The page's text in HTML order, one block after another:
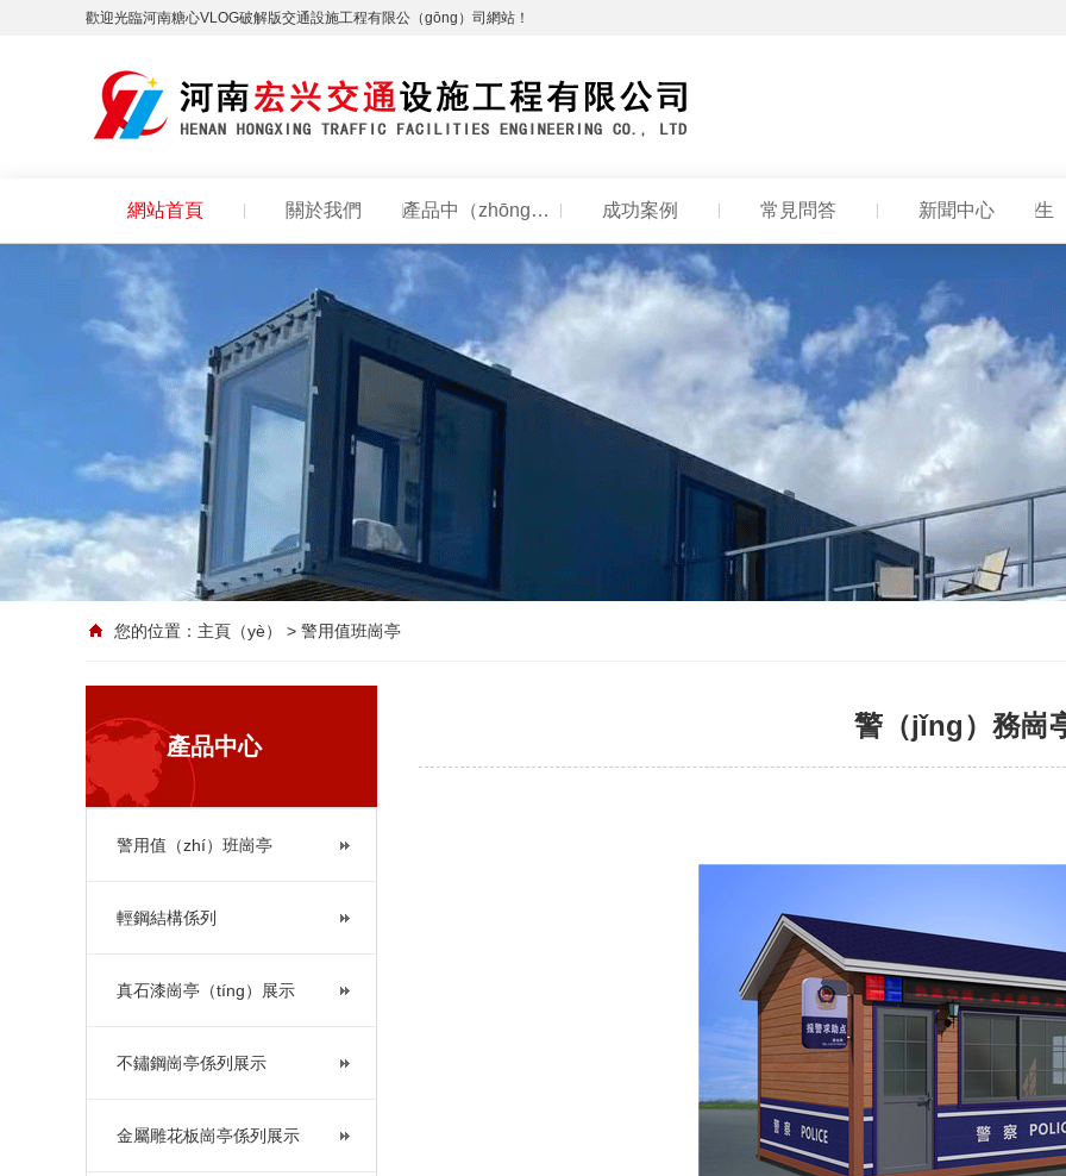
歡迎光臨河南糖心VLOG破解版交通設施工程有限公（gōng）司網站！
網站首頁 關於我們 產品中（zhōng）心 成功案例 常見問答 新聞中心
您的位置： 主頁（yè） > 警用值班崗亭
產品中心
警用值（zhí）班崗亭
輕鋼結構係列
真石漆崗亭（tíng）展示
不鏽鋼崗亭係列展示
金屬雕花板崗亭係列展示
警（jǐng）務崗